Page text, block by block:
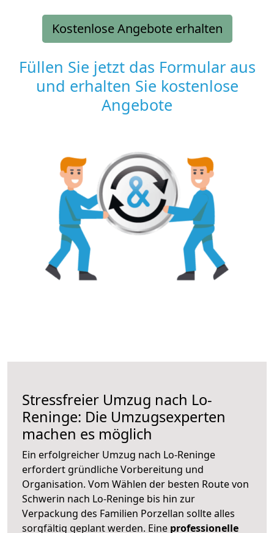
Kostenlose Angebote erhalten
Füllen Sie jetzt das Formular aus
und erhalten Sie kostenlose
Angebote
Stressfreier Umzug nach Lo-
Reninge: Die Umzugsexperten
machen es möglich
Ein erfolgreicher Umzug nach Lo-Reninge
erfordert gründliche Vorbereitung und
Organisation. Vom Wählen der besten Route von
Schwerin nach Lo-Reninge bis hin zur
Verpackung des Familien Porzellan sollte alles
sorgfältig geplant werden. Eine professionelle